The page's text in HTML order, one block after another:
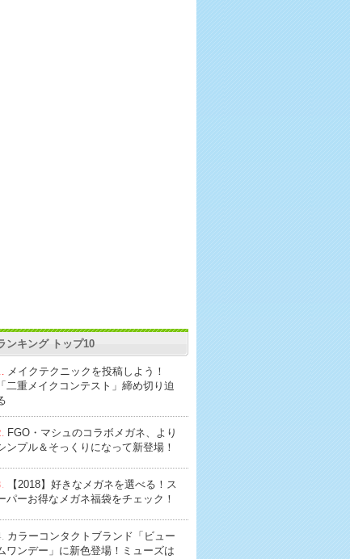
ンキング トップ10
メイクテクニックを投稿しよう！
「二重メイクコンテスト」締め切り迫
FGO・マシュのコラボメガネ、より
ンプル＆そっくりになって新登場！
【2018】好きなメガネを選べる！ス
パーお得なメガネ福袋をチェック！
カラーコンタクトブランド「ビュー
ワンデー」に新色登場！ミューズは